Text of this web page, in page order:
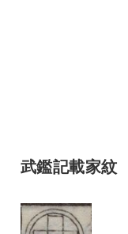
武鑑記載家紋